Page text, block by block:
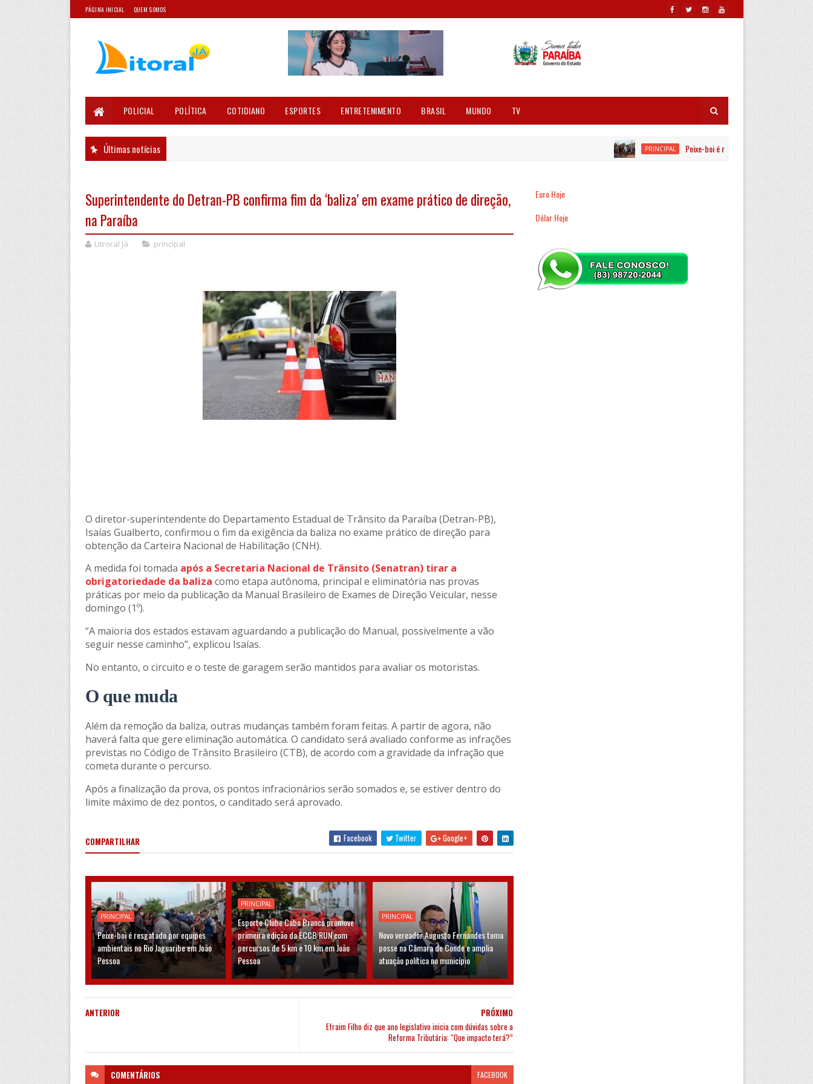
PÁGINA INICIAL QUEM SOMOS
POLICIAL POLÍTICA COTIDIANO ESPORTES ENTRETENIMENTO BRASIL MUNDO TV
Últimas notícias PRINCIPAL Peixe-boi é resgatado por equipes
Superintendente do Detran-PB confirma fim da ‘baliza’ em exame prático de direção,
na Paraíba
Litroral Já principal
O diretor-superintendente do Departamento Estadual de Trânsito da Paraíba (Detran-PB),
Isaías Gualberto, confirmou o fim da exigência da baliza no exame prático de direção para
obtenção da Carteira Nacional de Habilitação (CNH).
A medida foi tomada após a Secretaria Nacional de Trânsito (Senatran) tirar a
obrigatoriedade da baliza como etapa autônoma, principal e eliminatória nas provas
práticas por meio da publicação da Manual Brasileiro de Exames de Direção Veicular, nesse
domingo (1º).
“A maioria dos estados estavam aguardando a publicação do Manual, possivelmente a vão
seguir nesse caminho”, explicou Isaías.
No entanto, o circuito e o teste de garagem serão mantidos para avaliar os motoristas.
O que muda
Além da remoção da baliza, outras mudanças também foram feitas. A partir de agora, não
haverá falta que gere eliminação automática. O candidato será avaliado conforme as infrações
previstas no Código de Trânsito Brasileiro (CTB), de acordo com a gravidade da infração que
cometa durante o percurso.
Após a finalização da prova, os pontos infracionários serão somados e, se estiver dentro do
limite máximo de dez pontos, o canditado será aprovado.
COMPARTILHAR Facebook Twitter Google+
PRINCIPAL
Peixe-boi é resgatado por equipes
ambientais no Rio Jaguaribe em João
Pessoa
PRINCIPAL
Esporte Clube Cabo Branco promove
primeira edição da ECCB RUN com
percursos de 5 km e 10 km em João
Pessoa
PRINCIPAL
Novo vereador Augusto Fernandes toma
posse na Câmara de Conde e amplia
atuação política no município
PRÓXIMO
Efraim Filho diz que ano legislativo inicia com dúvidas sobre a
Reforma Tributária: “Que impacto terá?”
ANTERIOR
COMENTÁRIOS FACEBOOK
Euro Hoje
Dólar Hoje